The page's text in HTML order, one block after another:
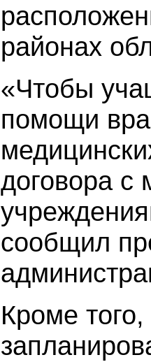
районах
«Чтобы
помощи
договора с
сообщил
Кроме